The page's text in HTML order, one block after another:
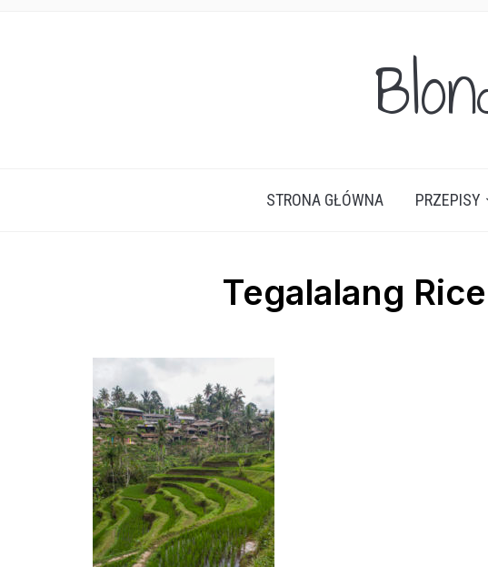
STRONA GŁÓWNA PRZEPISY
Tegalalang